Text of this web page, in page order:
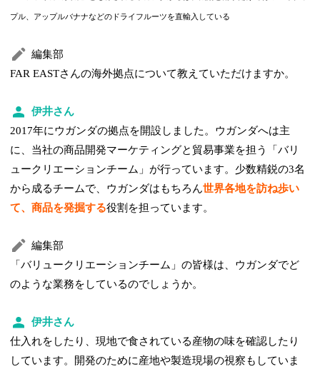
プル、アップルバナナなどのドライフルーツを直輸入している
編集部
FAR EASTさんの海外拠点について教えていただけますか。
伊井さん
2017年にウガンダの拠点を開設しました。ウガンダへは主
に、当社の商品開発マーケティングと貿易事業を担う「バリ
ュークリエーションチーム」が行っています。少数精鋭の3名
から成るチームで、ウガンダはもちろん世界各地を訪ね歩い
て、商品を発掘する役割を担っています。
編集部
「バリュークリエーションチーム」の皆様は、ウガンダでど
のような業務をしているのでしょうか。
伊井さん
仕入れをしたり、現地で食されている産物の味を確認したり
しています。開発のために産地や製造現場の視察もしていま